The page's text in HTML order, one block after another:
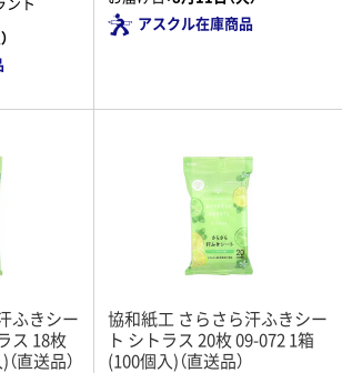
アスクル在庫商品
ふきシー
ス 18枚
直送品）
協和紙工 さらさら汗ふきシー
ト シトラス 20枚 09-072 1箱
(100個入)（直送品）